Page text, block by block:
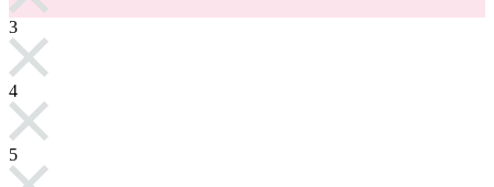
3
4
5